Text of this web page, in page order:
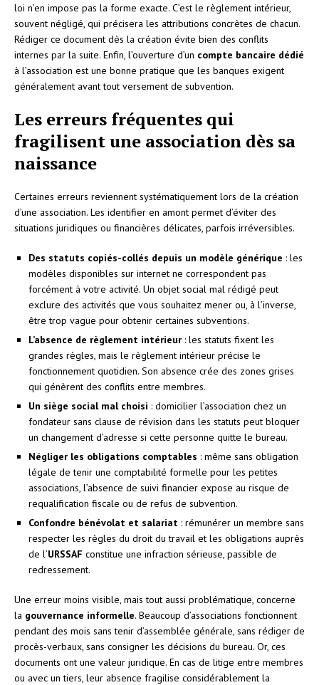
loi n’en impose pas la forme exacte. C’est le règlement intérieur,
souvent négligé, qui précisera les attributions concrètes de chacun.
Rédiger ce document dès la création évite bien des conflits
internes par la suite. Enfin, l’ouverture d’un compte bancaire dédié
à l’association est une bonne pratique que les banques exigent
généralement avant tout versement de subvention.
Les erreurs fréquentes qui
fragilisent une association dès sa
naissance
Certaines erreurs reviennent systématiquement lors de la création
d’une association. Les identifier en amont permet d’éviter des
situations juridiques ou financières délicates, parfois irréversibles.
Des statuts copiés-collés depuis un modèle générique : les
modèles disponibles sur internet ne correspondent pas
forcément à votre activité. Un objet social mal rédigé peut
exclure des activités que vous souhaitez mener ou, à l’inverse,
être trop vague pour obtenir certaines subventions.
L’absence de règlement intérieur : les statuts fixent les
grandes règles, mais le règlement intérieur précise le
fonctionnement quotidien. Son absence crée des zones grises
qui génèrent des conflits entre membres.
Un siège social mal choisi : domicilier l’association chez un
fondateur sans clause de révision dans les statuts peut bloquer
un changement d’adresse si cette personne quitte le bureau.
Négliger les obligations comptables : même sans obligation
légale de tenir une comptabilité formelle pour les petites
associations, l’absence de suivi financier expose au risque de
requalification fiscale ou de refus de subvention.
Confondre bénévolat et salariat : rémunérer un membre sans
respecter les règles du droit du travail et les obligations auprès
de l’URSSAF constitue une infraction sérieuse, passible de
redressement.
Une erreur moins visible, mais tout aussi problématique, concerne
la gouvernance informelle. Beaucoup d’associations fonctionnent
pendant des mois sans tenir d’assemblée générale, sans rédiger de
procès-verbaux, sans consigner les décisions du bureau. Or, ces
documents ont une valeur juridique. En cas de litige entre membres
ou avec un tiers, leur absence fragilise considérablement la